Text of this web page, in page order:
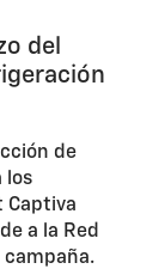
del
de
los
Captiva
a la Red
campaña.